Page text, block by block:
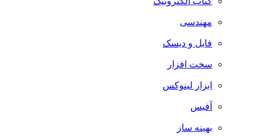
مهندسی
فایل و دیسک
سخت افزار
ابزار لینوکس
آفیس
بهینه ساز